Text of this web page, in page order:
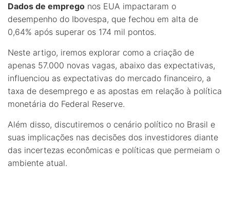
Dados de emprego nos EUA impactaram o
desempenho do Ibovespa, que fechou em alta de
0,64% após superar os 174 mil pontos.
Neste artigo, iremos explorar como a criação de
apenas 57.000 novas vagas, abaixo das expectativas,
influenciou as expectativas do mercado financeiro, a
taxa de desemprego e as apostas em relação à política
monetária do Federal Reserve.
Além disso, discutiremos o cenário político no Brasil e
suas implicações nas decisões dos investidores diante
das incertezas econômicas e políticas que permeiam o
ambiente atual.